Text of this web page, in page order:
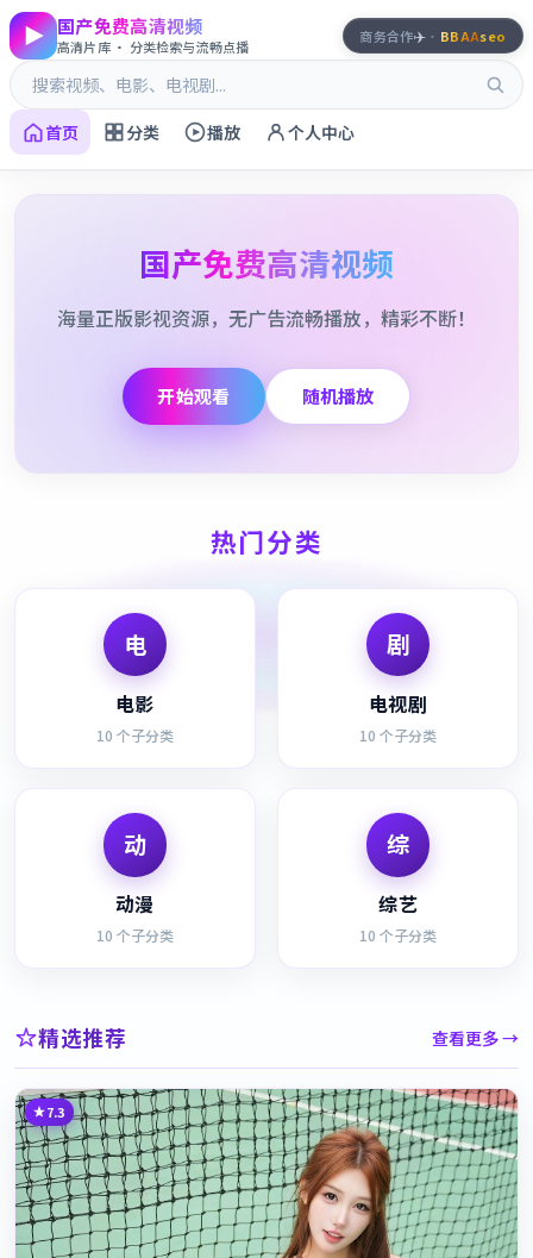
国产免费高清视频
高清片库 · 分类检索与流畅点播
首页 分类 播放 个人中心
商务合作✈️ · BBAAseo
国产免费高清视频
海量正版影视资源，无广告流畅播放，精彩不断！
开始观看 随机播放
热门分类
电
电影
10 个子分类
剧
电视剧
10 个子分类
动
动漫
10 个子分类
综
综艺
10 个子分类
精选推荐 查看更多 →
7.3